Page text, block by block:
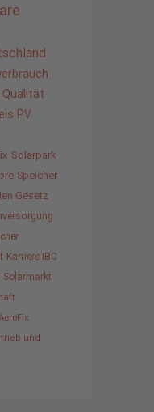
Qualität
PV
Solarpark
Speicher
Gesetz
Karriere IBC
Solarmarkt
und